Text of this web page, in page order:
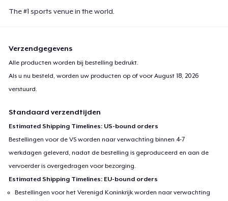
The #1 sports venue in the world.
Verzendgegevens
Alle producten worden bij bestelling bedrukt.
Als u nu besteld, worden uw producten op of voorAugust 18, 2026
verstuurd.
Standaard verzendtijden
Estimated Shipping Timelines: US-bound orders
Bestellingen voor de VS worden naar verwachting binnen 4-7
werkdagen geleverd, nadat de bestelling is geproduceerd en aan de
vervoerder is overgedragen voor bezorging.
Estimated Shipping Timelines: EU-bound orders
Bestellingen voor het Verenigd Koninkrijk worden naar verwachting